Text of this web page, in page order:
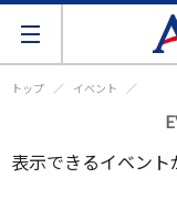
トップ イベント
表示できるイベント